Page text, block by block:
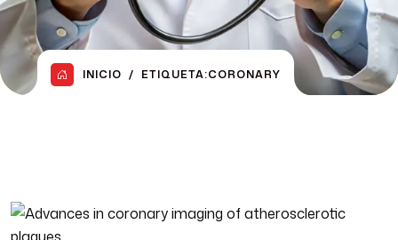
INICIO ETIQUETA:CORONARY